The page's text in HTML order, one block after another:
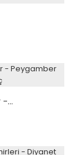
...